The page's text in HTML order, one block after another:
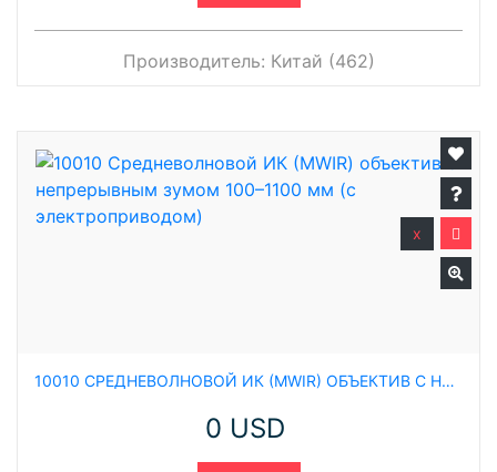
Производитель: Китай (462)
10010 СРЕДНЕВОЛНОВОЙ ИК (MWIR) ОБЪЕКТИВ С НЕПРЕРЫВНЫМ ЗУМОМ 100–1100 ММ (С ЭЛЕКТРОПРИВОДОМ)
0 USD
x